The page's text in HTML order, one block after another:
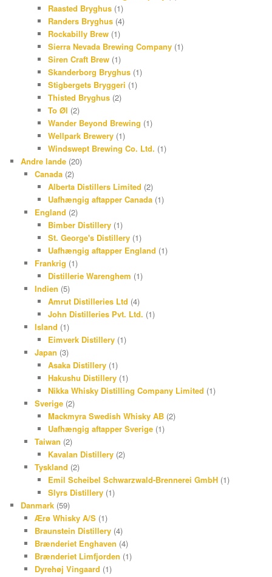
Raasted Bryghus (1)
Randers Bryghus (4)
Rockabilly Brew (1)
Sierra Nevada Brewing Company (1)
Siren Craft Brew (1)
Skanderborg Bryghus (1)
Stigbergets Bryggeri (1)
Thisted Bryghus (2)
To Øl (2)
Wander Beyond Brewing (1)
Wellpark Brewery (1)
Windswept Brewing Co. Ltd. (1)
Andre lande (20)
Canada(2)
Alberta Distillers Limited (2)
Uafhængig aftapper Canada (1)
England (2)
Bimber Distillery (1)
St. George's Distillery (1)
Uafhængig aftapper England (1)
Frankrig (1)
Distillerie Warenghem (1)
Indien (5)
Amrut Distilleries Ltd (4)
John Distilleries Pvt. Ltd. (1)
Island (1)
Eimverk Distillery (1)
Japan (3)
Asaka Distillery (1)
Hakushu Distillery (1)
Nikka Whisky Distilling Company Limited (1)
Sverige(2)
Mackmyra Swedish Whisky AB (2)
Uafhængig aftapper Sverige (1)
Taiwan (2)
Kavalan Distillery (2)
Tyskland (2)
Emil Scheibel Schwarzwald-Brennerei GmbH (1)
Slyrs Distillery (1)
Danmark (59)
Ærø Whisky A/S(1)
Braunstein Distillery(4)
Brænderiet Enghaven (4)
Brænderiet Limfjorden (1)
Dyrehøj Vingaard (1)